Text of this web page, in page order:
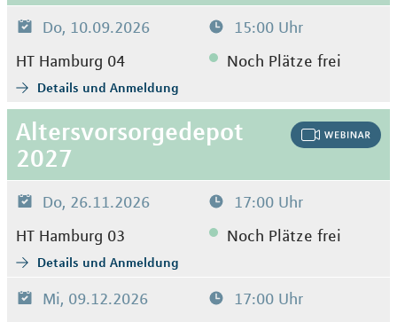
Do, 10.09.2026
15:00 Uhr
HT Hamburg 04
Noch Plätze frei
Details und Anmeldung
Altersvorsorgedepot
2027
Do, 26.11.2026
17:00 Uhr
HT Hamburg 03
Noch Plätze frei
Details und Anmeldung
Mi, 09.12.2026
17:00 Uhr